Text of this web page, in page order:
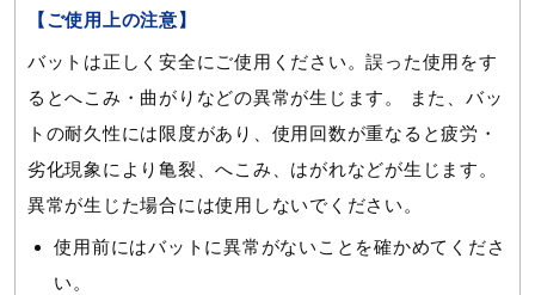
2025年春夏
【ご使用上の注意】
バットは正しく安全にご使用ください。誤った使用をす
るとへこみ・曲がりなどの異常が生じます。 また、バッ
トの耐久性には限度があり、使用回数が重なると疲労・
劣化現象により亀裂、へこみ、はがれなどが生じます。
異常が生じた場合には使用しないでください。
使用前にはバットに異常がないことを確かめてくださ
い。